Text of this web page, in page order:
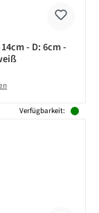
- D: 6cm -
Verfügbarkeit: